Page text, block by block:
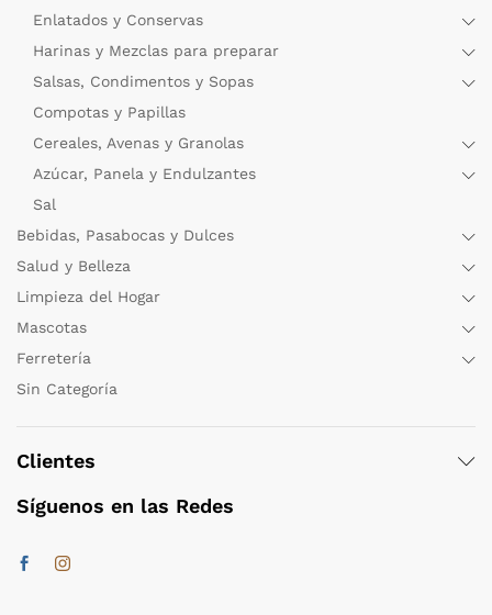
Enlatados y Conservas
Harinas y Mezclas para preparar
Salsas, Condimentos y Sopas
Compotas y Papillas
Cereales, Avenas y Granolas
Azúcar, Panela y Endulzantes
Sal
Bebidas, Pasabocas y Dulces
Salud y Belleza
Limpieza del Hogar
Mascotas
Ferretería
Sin Categoría
Clientes
Síguenos en las Redes